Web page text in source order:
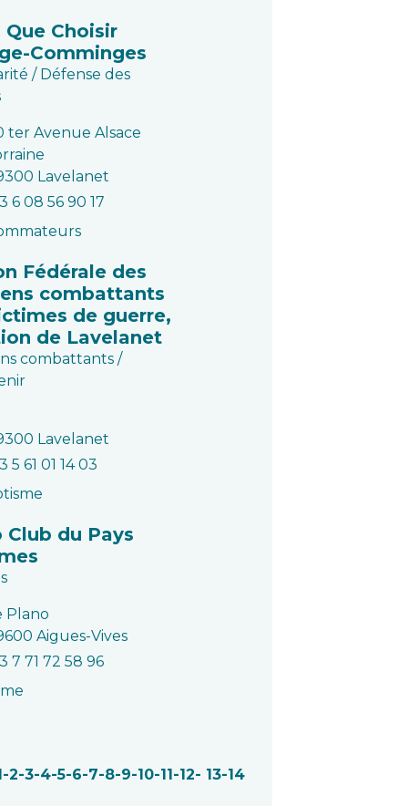
Que Choisir
Comminges
/ Défense des
ter Avenue Alsace
Lavelanet
6 08 56 90 17
Fédérale des
combattants
de guerre,
de Lavelanet
combattants /
Lavelanet
5 61 01 14 03
Club du Pays
Plano
Aigues-Vives
7 71 72 58 96
-2-3-4-5-6-7-8-9-10-11-12- 13-14